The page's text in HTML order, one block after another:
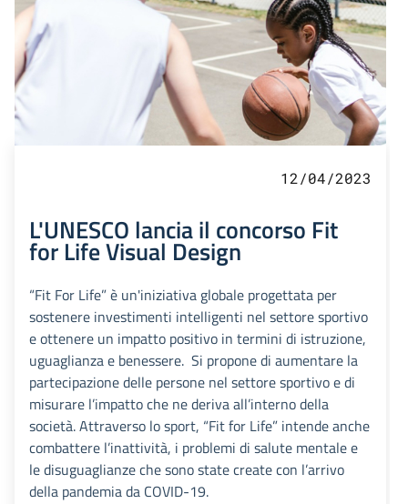
12/04/2023
L'UNESCO lancia il concorso Fit
for Life Visual Design
“Fit For Life” è un'iniziativa globale progettata per
sostenere investimenti intelligenti nel settore sportivo
e ottenere un impatto positivo in termini di istruzione,
uguaglianza e benessere. Si propone di aumentare la
partecipazione delle persone nel settore sportivo e di
misurare l’impatto che ne deriva all’interno della
società. Attraverso lo sport, “Fit for Life” intende anche
combattere l’inattività, i problemi di salute mentale e
le disuguaglianze che sono state create con l’arrivo
della pandemia da COVID-19.